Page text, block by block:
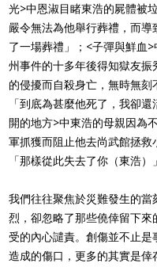
光>中恩淑目睹東浩的屍體被
嚴令無法為他舉行葬禮，而導
了一場葬禮」；<子彈與鮮血
州事件的十多年後得知獄友振
的侵擾而自殺身亡，無時無刻
「到底為甚麼他死了，我卻
開的地方>中東浩的母親因為
軍抓獲而阻止他去尚武館拯救
「那樣從此失去了你（東浩）
我們往往聚焦於災難發生的當
烈，卻忽略了那些僥倖留下來
受的內心譴責。創傷並不止是
造成的傷口，更多的其實是倖